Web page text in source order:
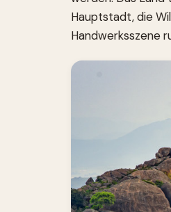
Hauptstadt, die
Handwerksszene